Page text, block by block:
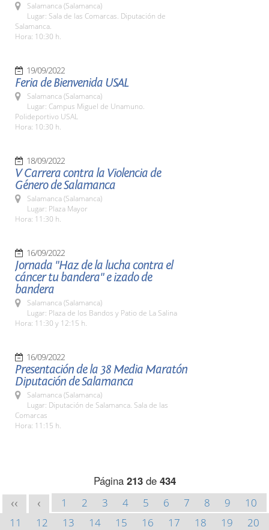
Salamanca (Salamanca)
Lugar: Sala de las Comarcas. Diputación de
Salamanca.
Hora: 10:30 h.
19/09/2022
Feria de Bienvenida USAL
Salamanca (Salamanca)
Lugar: Campus Miguel de Unamuno.
Polideportivo USAL
Hora: 10:30 h.
18/09/2022
V Carrera contra la Violencia de
Género de Salamanca
Salamanca (Salamanca)
Lugar: Plaza Mayor
Hora: 11:30 h.
16/09/2022
Jornada "Haz de la lucha contra el
cáncer tu bandera" e izado de
bandera
Salamanca (Salamanca)
Lugar: Plaza de los Bandos y Patio de La Salina
Hora: 11:30 y 12:15 h.
16/09/2022
Presentación de la 38 Media Maratón
Diputación de Salamanca
Salamanca (Salamanca)
Lugar: Diputación de Salamanca. Sala de las
Comarcas
Hora: 11:15 h.
Página 213de 434
<< < 1 2 3 4 5 6 7 8 9
10
11
12 13 14 15 16 17 18 19
20